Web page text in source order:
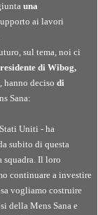
una
ai lavori
sul tema, noi ci
di Wibog,
hanno deciso di
Sana:
Uniti - ha
subito di questa
squadra. Il loro
continuare a investire
vogliamo costruire
della Mens Sana e